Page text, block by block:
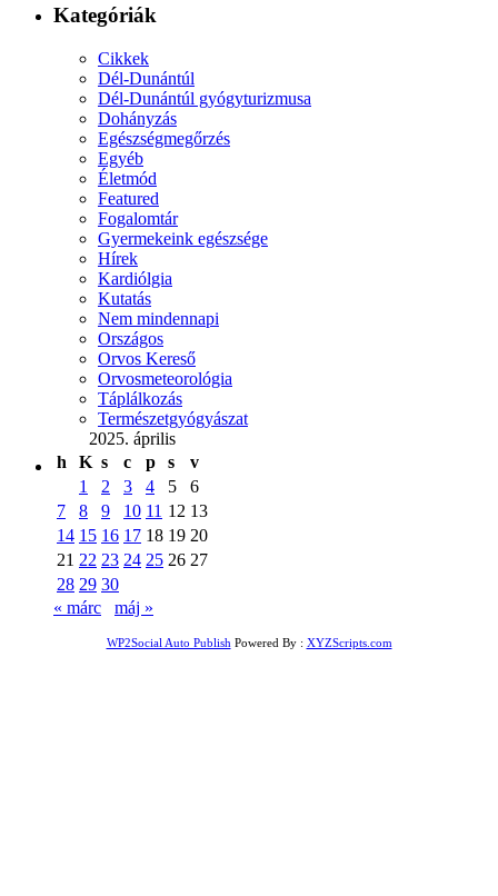
Kategóriák
Cikkek
Dél-Dunántúl
Dél-Dunántúl gyógyturizmusa
Dohányzás
Egészségmegőrzés
Egyéb
Életmód
Featured
Fogalomtár
Gyermekeink egészsége
Hírek
Kardiólgia
Kutatás
Nem mindennapi
Országos
Orvos Kereső
Orvosmeteorológia
Táplálkozás
Természetgyógyászat
2025. április
h
K s c p s
v
1
2 3 4 5
6
7
8 9 10 11 12 13
14 15 16 17 18 19 20
21 22 23 24 25 26 27
28 29 30
« márc
máj »
WP2Social Auto Publish Powered By : XYZScripts.com